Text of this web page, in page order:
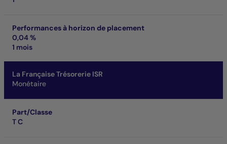
Performances à horizon de placement
0,04 %
1 mois
La Française Trésorerie ISR
Monétaire
Part/Classe
T C